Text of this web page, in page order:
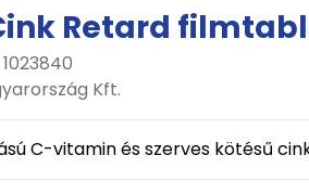
Retard
Kft.
C-vitamin és szerves kötésű